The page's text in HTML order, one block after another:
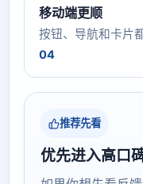
移动端更顺
按钮、导航和卡片
04
推荐先看
优先进入高口